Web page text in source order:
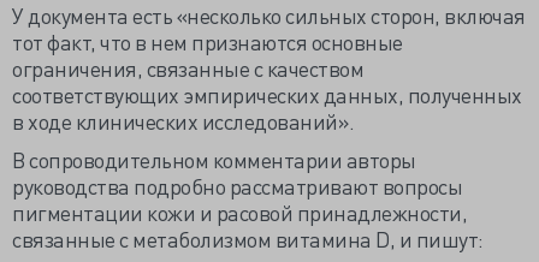
У документа есть «несколько сильных сторон, включая
тот факт, что в нем признаются основные
ограничения, связанные с качеством
соответствующих эмпирических данных, полученных
в ходе клинических исследований».
В сопроводительном комментарии авторы
руководства подробно рассматривают вопросы
пигментации кожи и расовой принадлежности,
связанные с метаболизмом витамина D, и пишут: